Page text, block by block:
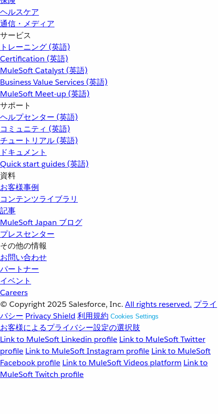
ヘルスケア
通信・メディア
サービス
トレーニング (英語)
Certification (英語)
MuleSoft Catalyst (英語)
Business Value Services (英語)
MuleSoft Meet-up (英語)
サポート
ヘルプセンター (英語)
コミュニティ (英語)
チュートリアル (英語)
ドキュメント
Quick start guides (英語)
資料
お客様事例
コンテンツライブラリ
記事
MuleSoft Japan ブログ
プレスセンター
その他の情報
お問い合わせ
パートナー
イベント
Careers
© Copyright 2025 Salesforce, Inc. All rights reserved. プライ
バシー Privacy Shield 利用規約 Cookies Settings
お客様によるプライバシー設定の選択肢
Link to MuleSoft Linkedin profile Link to MuleSoft Twitter
profile Link to MuleSoft Instagram profile Link to MuleSoft
Facebook profile Link to MuleSoft Videos platform Link to
MuleSoft Twitch profile